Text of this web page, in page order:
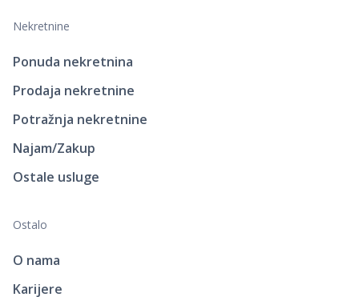
Nekretnine
Ponuda nekretnina
Prodaja nekretnine
Potražnja nekretnine
Najam/Zakup
Ostale usluge
Ostalo
O nama
Karijere